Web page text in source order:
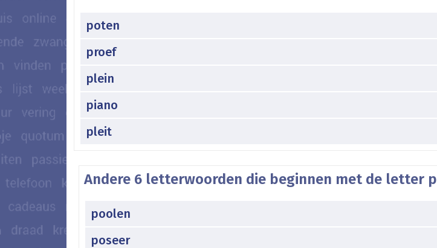
poten
proef
plein
piano
pleit
Andere 6 letterwoorden die beginnen met de letter p
poolen
poseer